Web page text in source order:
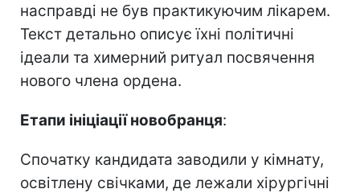
насправді не був практикуючим лікарем.
Текст детально описує їхні політичні
ідеали та химерний ритуал посвячення
нового члена ордена.
Етапи ініціації новобранця:
Спочатку кандидата заводили у кімнату,
освітлену свічками, де лежали хірургічні